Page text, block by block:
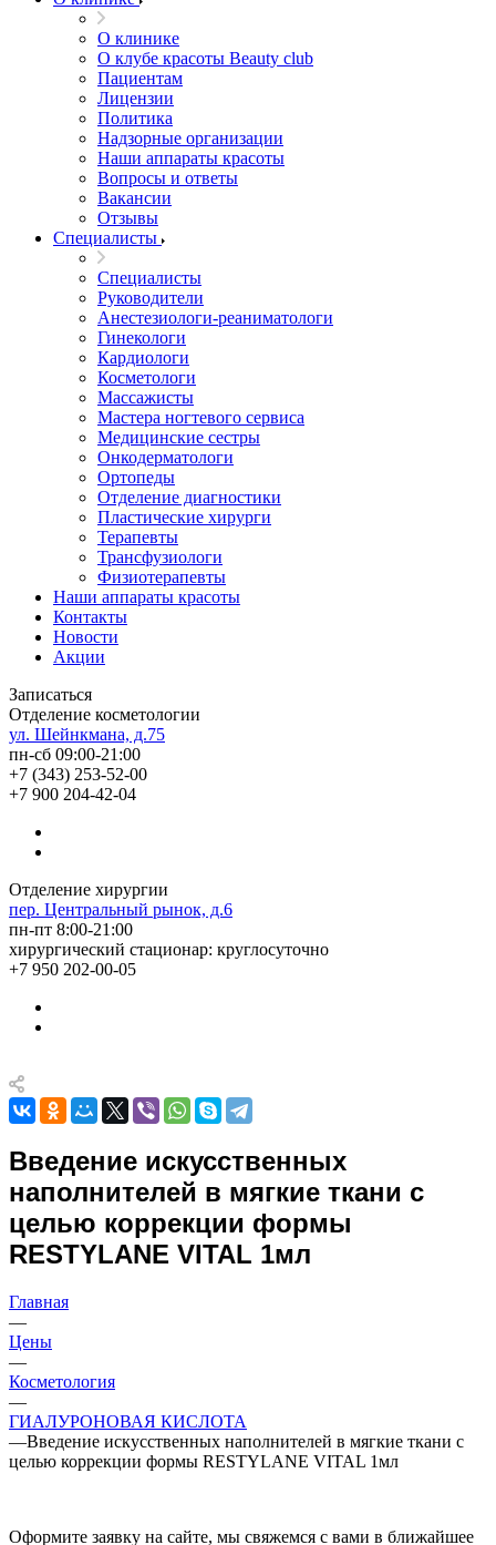
О клинике
О клубе красоты Beauty club
Пациентам
Лицензии
Политика
Надзорные организации
Наши аппараты красоты
Вопросы и ответы
Вакансии
Отзывы
Специалисты
Специалисты
Руководители
Анестезиологи-реаниматологи
Гинекологи
Кардиологи
Косметологи
Массажисты
Мастера ногтевого сервиса
Медицинские сестры
Онкодерматологи
Ортопеды
Отделение диагностики
Пластические хирурги
Терапевты
Трансфузиологи
Физиотерапевты
Наши аппараты красоты
Контакты
Новости
Акции
Записаться
Отделение косметологии
ул. Шейнкмана, д.75
пн-сб 09:00-21:00
+7 (343) 253-52-00
+7 900 204-42-04
Отделение хирургии
пер. Центральный рынок, д.6
пн-пт 8:00-21:00
хирургический стационар: круглосуточно
+7 950 202-00-05
Введение искусственных
наполнителей в мягкие ткани с
целью коррекции формы
RESTYLANE VITAL 1мл
Главная
—
Цены
—
Косметология
—
ГИАЛУРОНОВАЯ КИСЛОТА
—Введение искусственных наполнителей в мягкие ткани с
целью коррекции формы RESTYLANE VITAL 1мл
Оформите заявку на сайте, мы свяжемся с вами в ближайшее